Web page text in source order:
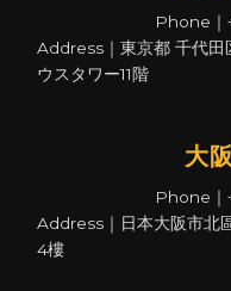
Phone
Address｜東京都 千代田
ウスタワー11階
大
Phone
Address｜日本大阪市北
4樓